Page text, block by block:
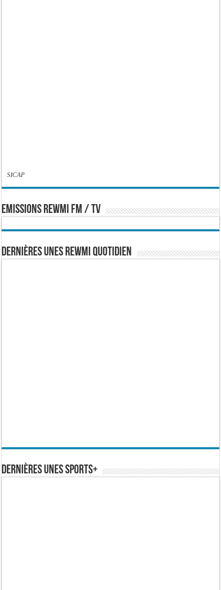
SICAP
EMISSIONS REWMI FM / TV
Dernières Unes Rewmi Quotidien
Dernières Unes Sports+